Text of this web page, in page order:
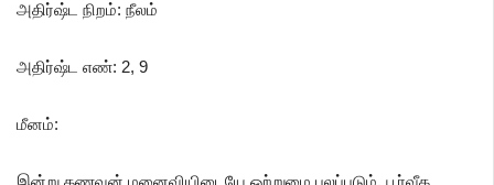
அதிர்ஷ்ட நிறம்: நீலம்
அதிர்ஷ்ட எண்: 2, 9
மீனம்: